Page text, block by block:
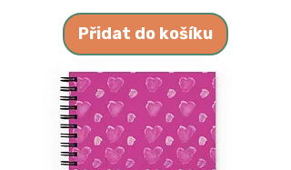
Přidat do košíku